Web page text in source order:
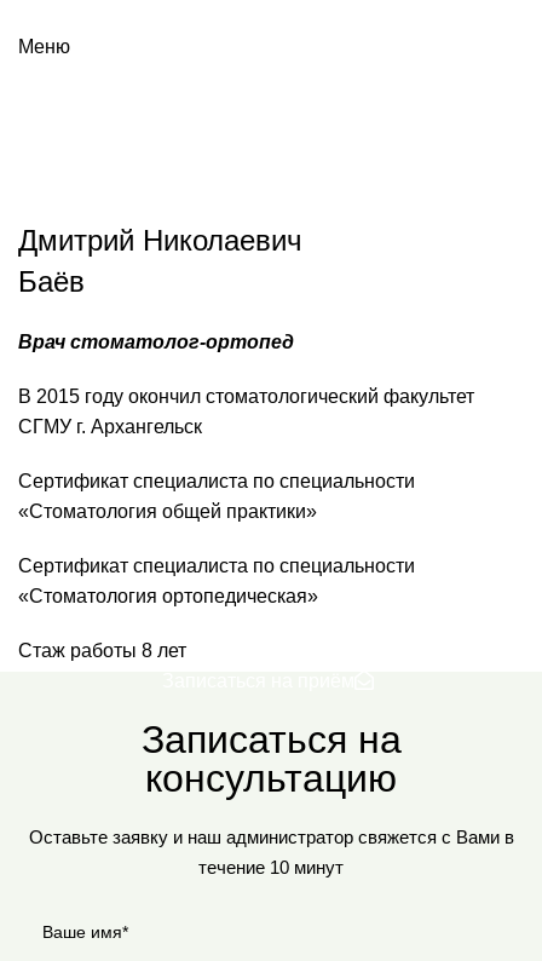
Меню
Дмитрий Николаевич
Баёв
Врач стоматолог-ортопед
В 2015 году окончил стоматологический факультет
СГМУ г. Архангельск
Сертификат специалиста по специальности
«Стоматология общей практики»
Сертификат специалиста по специальности
«Стоматология ортопедическая»
Стаж работы 8 лет
Записаться на
консультацию
Оставьте заявку и наш администратор свяжется с Вами в
течение 10 минут